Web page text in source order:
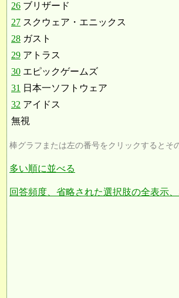
26 ブリザード
27 スクウェア・エニックス
28 ガスト
29 アトラス
30 エピックゲームズ
31 日本一ソフトウェア
32 アイドス
無視
棒グラフまたは左の番号をクリックするとそ
多い順に並べる
回答頻度、省略された選択肢の全表示